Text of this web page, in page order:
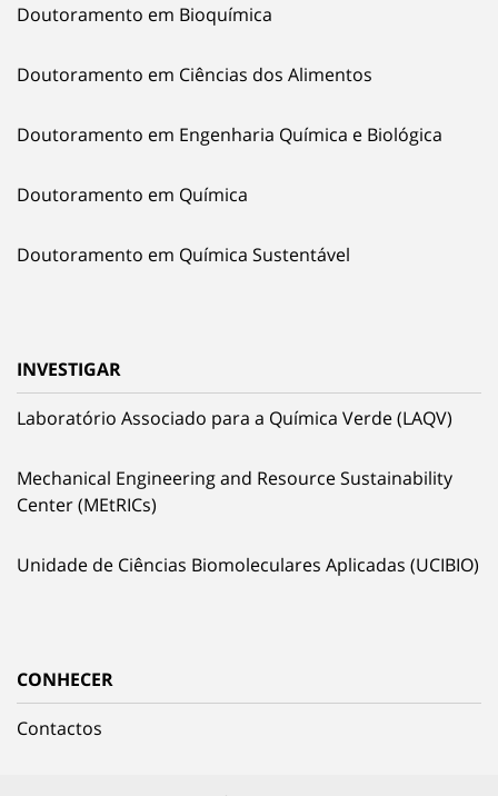
Doutoramento em Bioquímica
Doutoramento em Ciências dos Alimentos
Doutoramento em Engenharia Química e Biológica
Doutoramento em Química
Doutoramento em Química Sustentável
INVESTIGAR
Laboratório Associado para a Química Verde (LAQV)
Mechanical Engineering and Resource Sustainability
Center (MEtRICs)
Unidade de Ciências Biomoleculares Aplicadas (UCIBIO)
CONHECER
Contactos